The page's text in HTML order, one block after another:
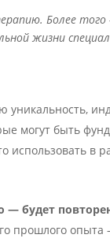
Более того
жизни
уникальность,
могут быть
использовать в
— будет
прошлого